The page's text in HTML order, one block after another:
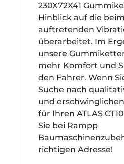
230X72X41
Hinblick auf die
auftretenden
überarbeitet. Im
unsere
mehr Komfort und
den Fahrer. Wenn
Suche nach
und
für Ihren ATLAS
Sie bei Rampp
richtigen Adresse!